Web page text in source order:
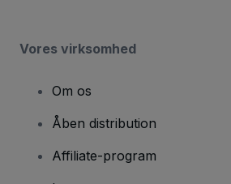
Vores virksomhed
Om os
Åben distribution
Affiliate-program